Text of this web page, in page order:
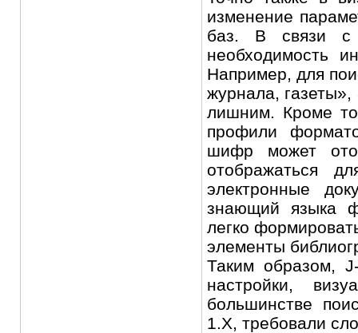
изменение
баз. В связи с
необходимость
Например, для
журнала,
лишним. Кроме
профили
шифр может
отображаться
электронные
знающий языка
легко
элементы
Таким образом,
настройки,
большинстве
1.X, требовали